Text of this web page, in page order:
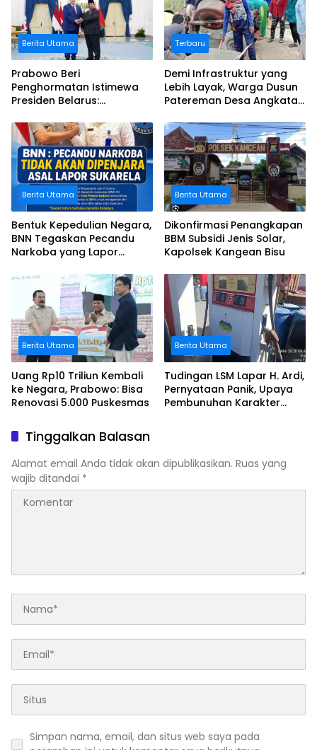
Berita Utama
Prabowo Beri
Penghormatan Istimewa
Presiden Belarus:
Negara
Terbaru
Demi Infrastruktur yang
Lebih Layak, Warga Dusun
Patereman Desa Angkatan
Jalan Rusak
Berita Utama
Bentuk Kepedulian Negara,
BNN Tegaskan Pecandu
Narkoba yang Lapor
Dipenjara
Berita Utama
Dikonfirmasi Penangkapan
BBM Subsidi Jenis Solar,
Kapolsek Kangean Bisu
Berita Utama
Uang Rp10 Triliun Kembali
ke Negara, Prabowo: Bisa
Renovasi 5.000 Puskesmas
Berita Utama
Tudingan LSM Lapar H. Ardi,
Pernyataan Panik, Upaya
Pembunuhan Karakter
Tinggalkan Balasan
Alamat email Anda tidak akan dipublikasikan. Ruas yang
wajib ditandai *
Simpan nama, email, dan situs web saya pada